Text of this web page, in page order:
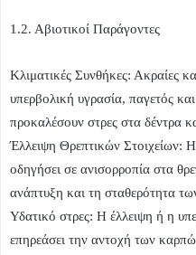
1.2. Αβιοτικοί Παράγοντες
Κλιματικές Συνθήκες: Ακραίες
υπερβολική υγρασία, παγετός
προκαλέσουν στρες στα δέντρα
Έλλειψη Θρεπτικών Στοιχείων:
οδηγήσει σε ανισορροπία στα
ανάπτυξη και τη σταθερότητα
Υδατικό στρες: Η έλλειψη ή η
επηρεάσει την αντοχή των